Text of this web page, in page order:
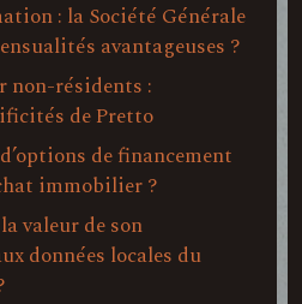
: la Société Générale
avantageuses ?
non-résidents :
de Pretto
de financement
immobilier ?
valeur de son
données locales du